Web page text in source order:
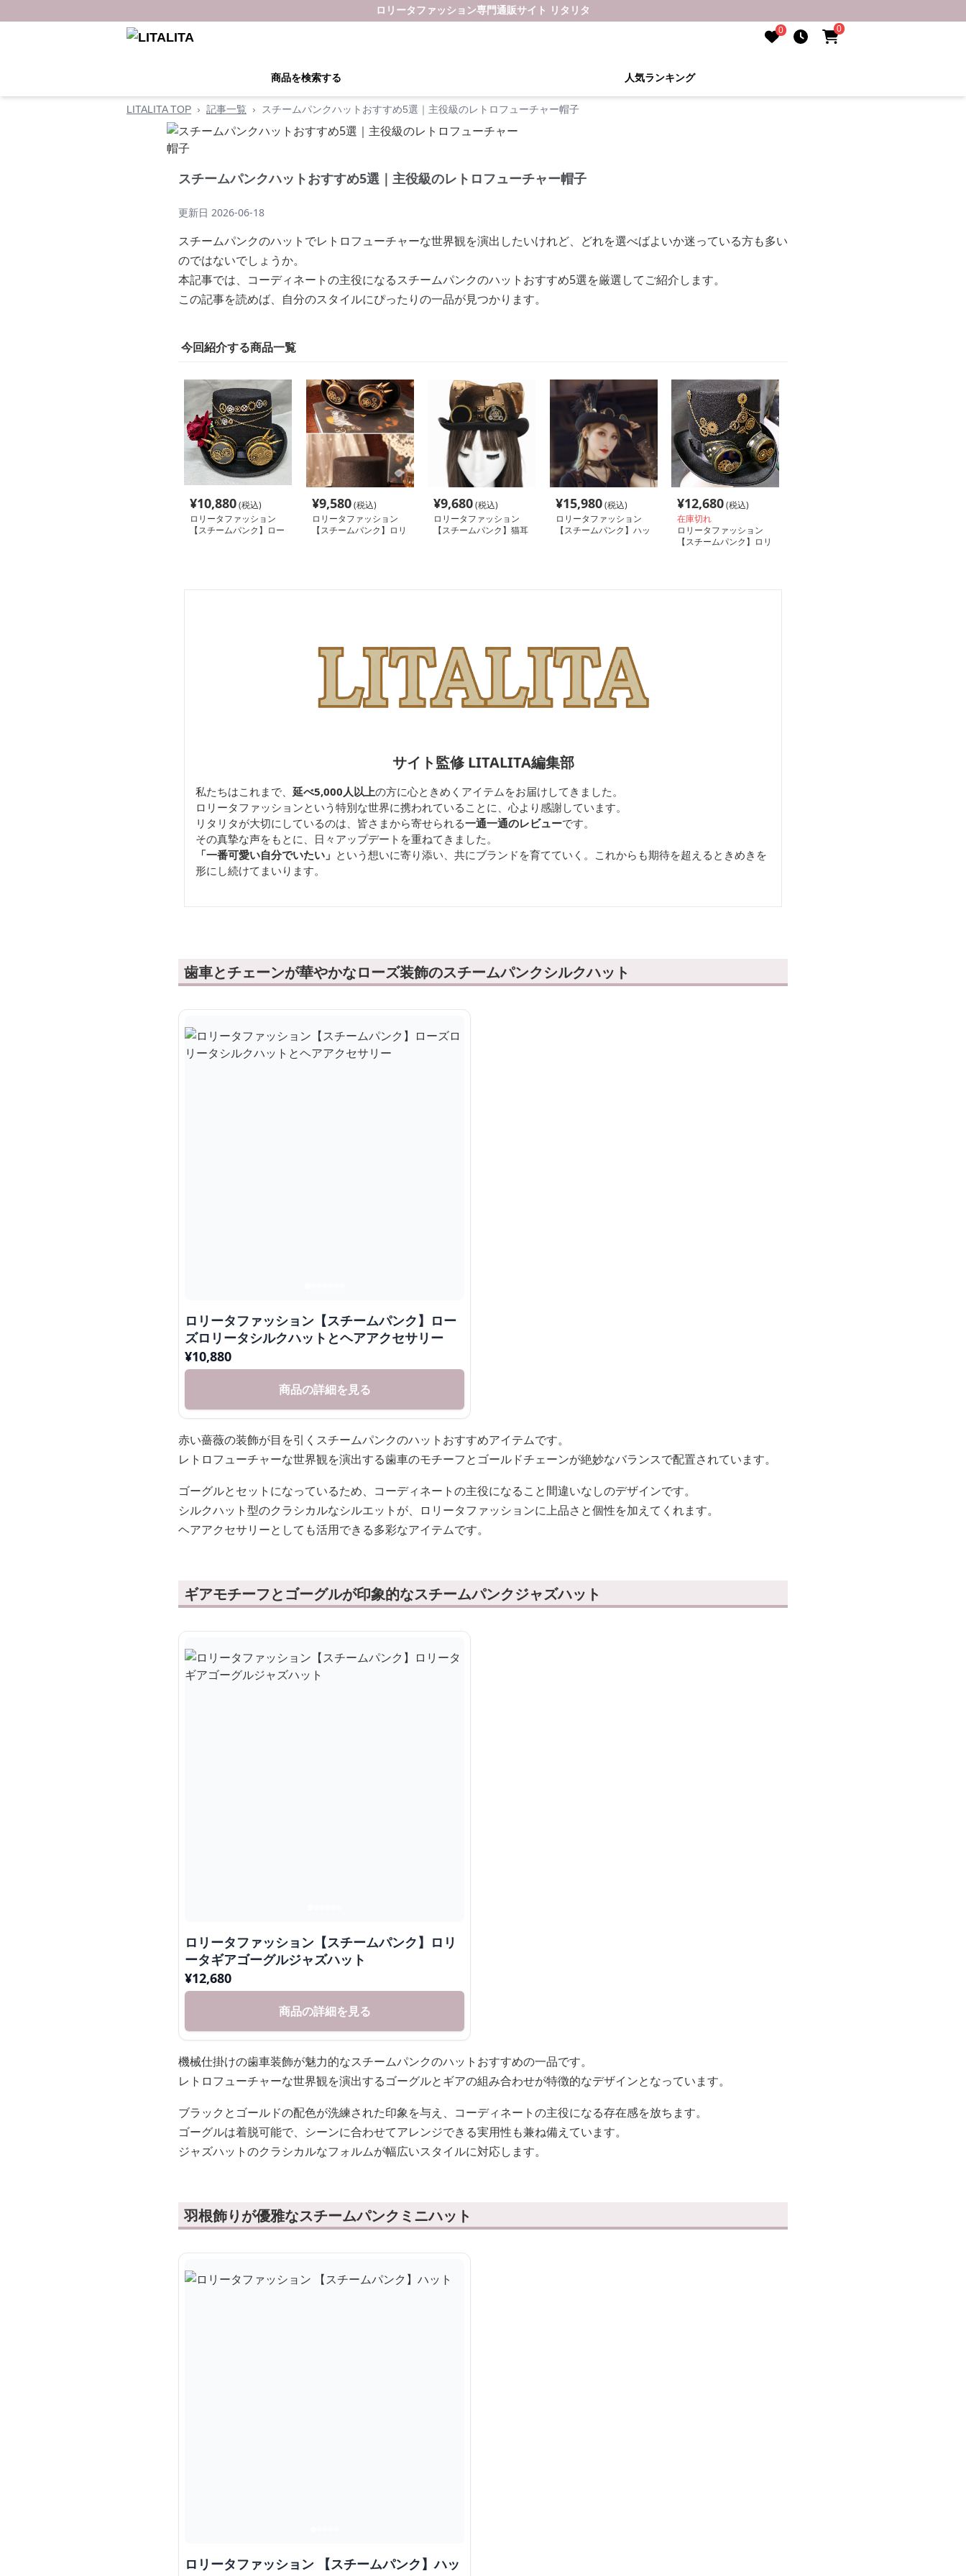
ロリータファッション専門通販サイト リタリタ
0 0
商品を検索する 人気ランキング
LITALITA TOP › 記事一覧 › スチームパンクハットおすすめ5選｜主役級のレトロフューチャー帽子
スチームパンクハットおすすめ5選｜主役級のレトロフューチャー帽子
更新日 2026-06-18
スチームパンクのハットでレトロフューチャーな世界観を演出したいけれど、どれを選べばよいか迷っている方も多い
のではないでしょうか。
本記事では、コーディネートの主役になるスチームパンクのハットおすすめ5選を厳選してご紹介します。
この記事を読めば、自分のスタイルにぴったりの一品が見つかります。
今回紹介する商品一覧
¥10,880(税込)
ロリータファッション
【スチームパンク】ロー
¥9,580(税込)
ロリータファッション
【スチームパンク】ロリ
¥9,680(税込)
ロリータファッション
【スチームパンク】猫耳
¥15,980(税込)
ロリータファッション
【スチームパンク】ハッ
¥12,680(税込)
在庫切れ
ロリータファッション
【スチームパンク】ロリ
サイト監修 LITALITA編集部
私たちはこれまで、 延べ5,000人以上の方に心ときめくアイテムをお届けしてきました。
ロリータファッションという特別な世界に携われていることに、心より感謝しています。
リタリタが大切にしているのは、皆さまから寄せられる一通一通のレビューです。
その真摯な声をもとに、日々アップデートを重ねてきました。
「一番可愛い自分でいたい」 という想いに寄り添い、共にブランドを育てていく。これからも期待を超えるときめきを
形にし続けてまいります。
歯車とチェーンが華やかなローズ装飾のスチームパンクシルクハット
ロリータファッション【スチームパンク】ロー
ズロリータシルクハットとヘアアクセサリー
¥10,880
商品の詳細を見る
赤い薔薇の装飾が目を引くスチームパンクのハットおすすめアイテムです。
レトロフューチャーな世界観を演出する歯車のモチーフとゴールドチェーンが絶妙なバランスで配置されています。
ゴーグルとセットになっているため、コーディネートの主役になること間違いなしのデザインです。
シルクハット型のクラシカルなシルエットが、ロリータファッションに上品さと個性を加えてくれます。
ヘアアクセサリーとしても活用できる多彩なアイテムです。
ギアモチーフとゴーグルが印象的なスチームパンクジャズハット
ロリータファッション【スチームパンク】ロリ
ータギアゴーグルジャズハット
¥12,680
商品の詳細を見る
機械仕掛けの歯車装飾が魅力的なスチームパンクのハットおすすめの一品です。
レトロフューチャーな世界観を演出するゴーグルとギアの組み合わせが特徴的なデザインとなっています。
ブラックとゴールドの配色が洗練された印象を与え、コーディネートの主役になる存在感を放ちます。
ゴーグルは着脱可能で、シーンに合わせてアレンジできる実用性も兼ね備えています。
ジャズハットのクラシカルなフォルムが幅広いスタイルに対応します。
羽根飾りが優雅なスチームパンクミニハット
ロリータファッション 【スチームパンク】ハッ